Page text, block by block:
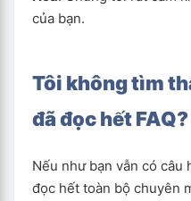
của bạn.
Tôi không tìm
đã đọc hết FAQ?
Nếu như bạn vẫn có câu
đọc hết toàn bộ chuyên